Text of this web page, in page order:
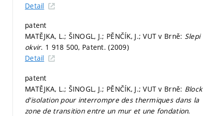
Detail
patent
MATĚJKA, L.; ŠINOGL, J.; PĚNČÍK, J.; VUT v Brně: Slepi
okvir. 1 918 500, Patent. (2009)
Detail
patent
MATĚJKA, L.; ŠINOGL, J.; PĚNČÍK, J.; VUT v Brně: Block
d'isolation pour interrompre des thermiques dans la
zone de transition entre un mur et une fondation.